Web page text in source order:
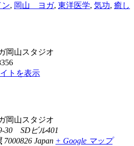
, 岡山 ヨガ, 東洋医学, 気功, 癒し
岡山スタジオ
トを表示
岡山スタジオ
30 SDビル401
7000826 Japan + Google マップ